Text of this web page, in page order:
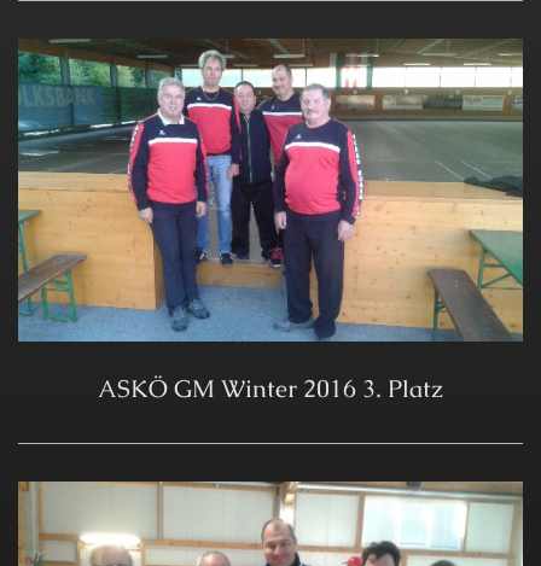
ASKÖ GM Winter 2016 3. Platz